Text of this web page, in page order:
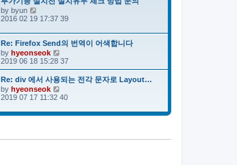
t
p
s
t
t
h
e
a
t
e
s
t
p
o
s
by byun
i
w
t
h
e
a
t
e
s
p
t
2016 02 19 17:37 39
Re: Firefox Send의 번역이 어색합니다
by hyeonseok
i
e
w
t
h
e
a
s
2019 06 18 15:28 37
Re: div 에서 사용되는 전각 문자로 Layout…
by hyeonseok
i
w
e
2019 07 17 11:32 40